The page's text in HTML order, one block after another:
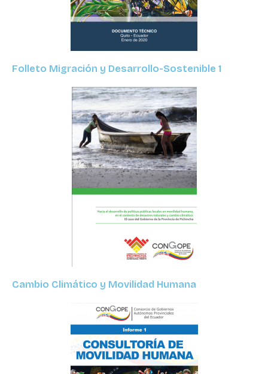
Folleto Migración y Desarrollo-Sostenible 1
Cambio Climático y Movilidad Humana